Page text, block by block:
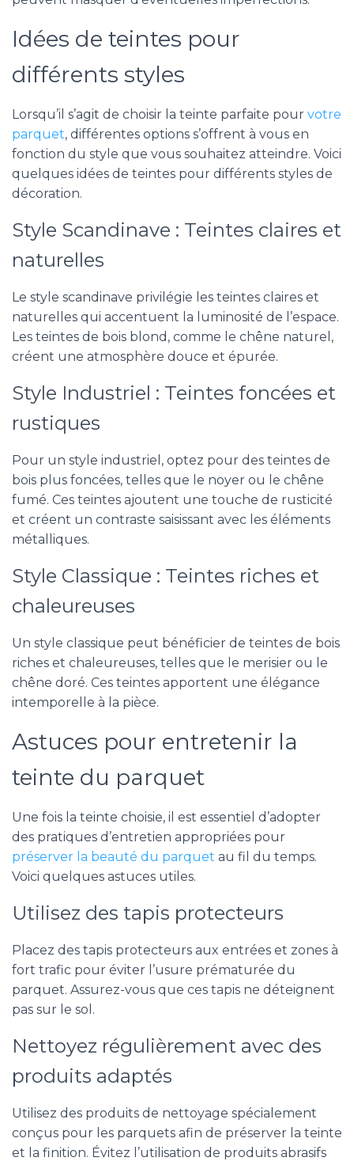
Idées de teintes pour
différents styles
Lorsqu’il s’agit de choisir la teinte parfaite pour votre
parquet, différentes options s’offrent à vous en
fonction du style que vous souhaitez atteindre. Voici
quelques idées de teintes pour différents styles de
décoration.
Style Scandinave : Teintes claires et
naturelles
Le style scandinave privilégie les teintes claires et
naturelles qui accentuent la luminosité de l’espace.
Les teintes de bois blond, comme le chêne naturel,
créent une atmosphère douce et épurée.
Style Industriel : Teintes foncées et
rustiques
Pour un style industriel, optez pour des teintes de
bois plus foncées, telles que le noyer ou le chêne
fumé. Ces teintes ajoutent une touche de rusticité
et créent un contraste saisissant avec les éléments
métalliques.
Style Classique : Teintes riches et
chaleureuses
Un style classique peut bénéficier de teintes de bois
riches et chaleureuses, telles que le merisier ou le
chêne doré. Ces teintes apportent une élégance
intemporelle à la pièce.
Astuces pour entretenir la
teinte du parquet
Une fois la teinte choisie, il est essentiel d’adopter
des pratiques d’entretien appropriées pour
préserver la beauté du parquet au fil du temps.
Voici quelques astuces utiles.
Utilisez des tapis protecteurs
Placez des tapis protecteurs aux entrées et zones à
fort trafic pour éviter l’usure prématurée du
parquet. Assurez-vous que ces tapis ne déteignent
pas sur le sol.
Nettoyez régulièrement avec des
produits adaptés
Utilisez des produits de nettoyage spécialement
conçus pour les parquets afin de préserver la teinte
et la finition. Évitez l’utilisation de produits abrasifs